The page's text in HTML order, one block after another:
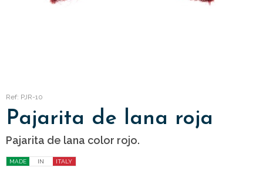
Ref: PJR-10
Pajarita de lana roja
Pajarita de lana color rojo.
MADE IN ITALY